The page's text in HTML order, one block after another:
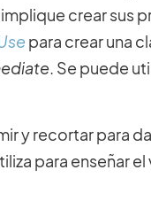
crear sus
para crear una
. Se puede
y recortar para
para enseñar